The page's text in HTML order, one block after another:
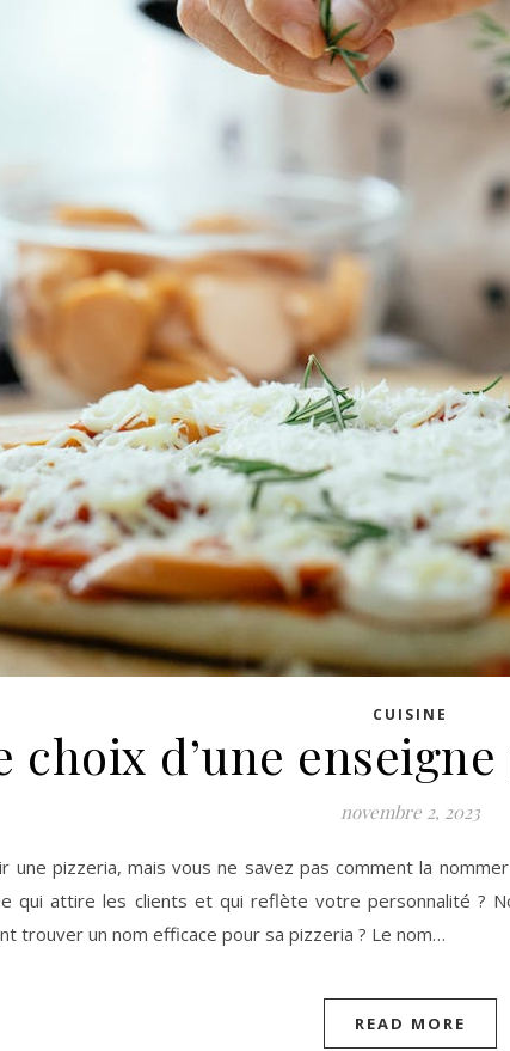
CUISINE
choix d’une
novembre 2, 2023
une pizzeria, mais vous ne savez pas comment la
qui attire les clients et qui reflète votre personnalité ?
trouver un nom efficace pour sa pizzeria ? Le nom…
READ MORE